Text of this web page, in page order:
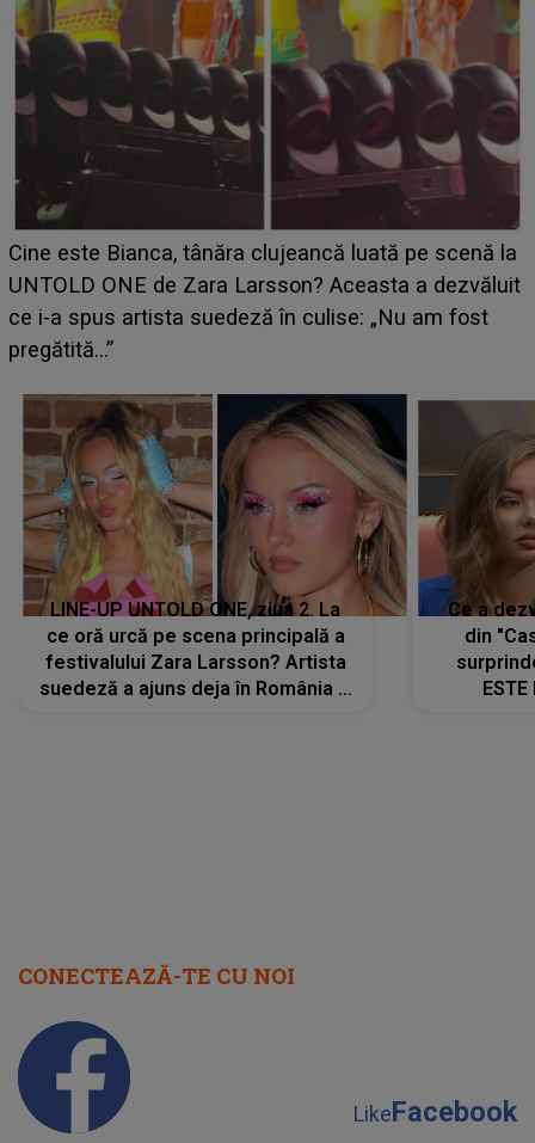
HOROSCOP 11 august 2026. Marte intră în Rac și
aduce tensiuni uriașe pentru o zodie! Conflictele
izbucnesc din senin în jurul ei, iar o situație dificilă
scapă de sub control
LINE-UP UNTOLD ONE, ziua 2. La
ce oră urcă pe scena principală a
festivalului Zara Larsson? Artista
suedeză a ajuns deja în România și
Ce a
din
CONECTEAZĂ-TE CU NOI
LikeFacebook